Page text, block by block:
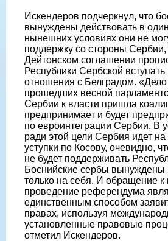
Искендеров подчеркнул, что
вынуждены действовать в
нынешних условиях они не
поддержку со стороны Сербии,
Дейтонском соглашении
Республики Сербской
отношения с Белградом. «Дело
прошедших весной
Сербии к власти пришла
предпринимает и будет
по евроинтеграции Сербии. В
ради этой цели Сербия идет
уступки по Косову, очевидно,
не будет поддерживать
Боснийские сербы вынуждены
только на себя. И обращение к
проведение референдума
единственным способом
правах, используя
установленные правовые
отметил Искендеров.